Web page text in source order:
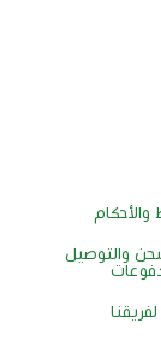
والتوصيل